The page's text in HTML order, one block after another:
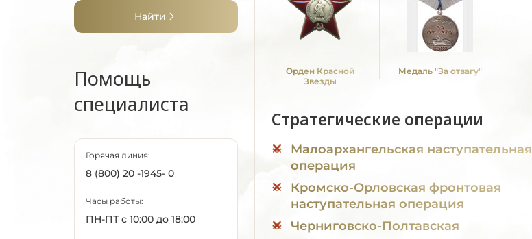
Найти
Помощь
специалиста
Горячая линия:
8 (800) 20 -1945- 0
Часы работы:
ПН-ПТ с 10:00 до 18:00
Орден Красной
Звезды
Медаль "За отвагу"
Стратегические операции
Малоархангельская наступательная
операция
Кромско-Орловская фронтовая
наступательная операция
Черниговско-Полтавская